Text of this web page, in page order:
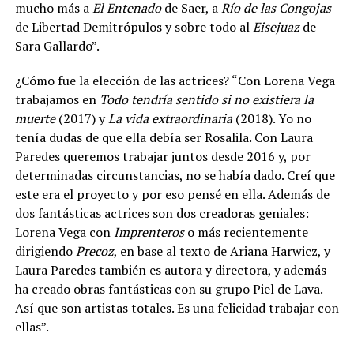
mucho más aEl Entenadode Saer, aRío de las Congojas
de Libertad Demitrópulos y sobre todo alEisejuazde
Sara Gallardo”.
¿Cómo fue la elección de las actrices? “Con Lorena Vega
trabajamos en Todo tendría sentido si no existiera la
muerte(2017) yLa vida extraordinaria(2018). Yo no
tenía dudas de que ella debía ser Rosalila. Con Laura
Paredes queremos trabajar juntos desde 2016 y, por
determinadas circunstancias, no se había dado. Creí que
este era el proyecto y por eso pensé en ella. Además de
dos fantásticas actrices son dos creadoras geniales:
Lorena Vega con Imprenteroso más recientemente
dirigiendoPrecoz, en base al texto de Ariana Harwicz, y
Laura Paredes también es autora y directora, y además
ha creado obras fantásticas con su grupo Piel de Lava.
Así que son artistas totales. Es una felicidad trabajar con
ellas”.